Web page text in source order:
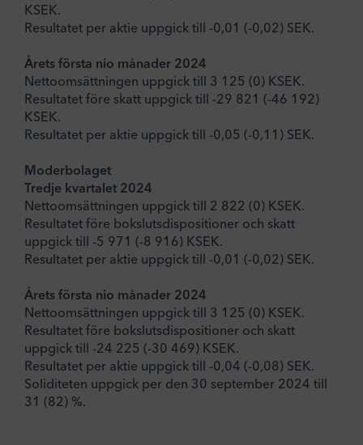
KSEK.
Resultatet per aktie uppgick till -0,01 (-0,02) SEK.
Årets första nio månader 2024
Nettoomsättningen uppgick till 3 125 (0) KSEK.
Resultatet före skatt uppgick till -29 821 (-46 192)
KSEK.
Resultatet per aktie uppgick till -0,05 (-0,11) SEK.
Moderbolaget
Tredje kvartalet 2024
Nettoomsättningen uppgick till 2 822 (0) KSEK.
Resultatet före bokslutsdispositioner och skatt
uppgick till -5 971 (-8 916) KSEK.
Resultatet per aktie uppgick till -0,01 (-0,02) SEK.
Årets första nio månader 2024
Nettoomsättningen uppgick till 3 125 (0) KSEK.
Resultatet före bokslutsdispositioner och skatt
uppgick till -24 225 (-30 469) KSEK.
Resultatet per aktie uppgick till -0,04 (-0,08) SEK.
Soliditeten uppgick per den 30 september 2024 till
31 (82) %.